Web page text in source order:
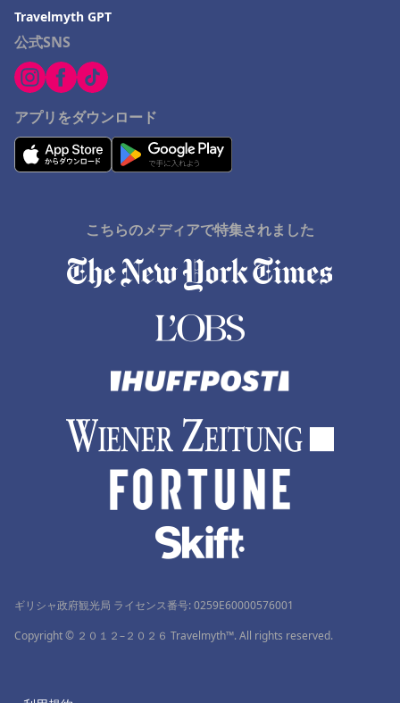
公式SNS
アプリをダウンロード
Travelmyth GPT
こちらのメディアで特集されました
ギリシャ政府観光局 ライセンス番号: 0259Ε60000576001
Copyright © ２０１２–２０２６ Travelmyth™. All rights reserved.